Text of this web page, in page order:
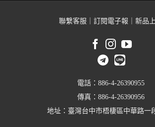
聯繫客服 訂閱電子報 新品
電話：886-4-26390955
傳真：886-4-26390956
地址：臺灣台中市梧棲區中華路一